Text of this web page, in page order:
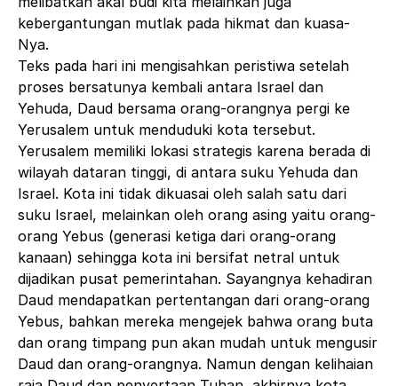
kebergantungan mutlak pada hikmat dan kuasa-
Nya.
Teks pada hari ini mengisahkan peristiwa setelah
proses bersatunya kembali antara Israel dan
Yehuda, Daud bersama orang-orangnya pergi ke
Yerusalem untuk menduduki kota tersebut.
Yerusalem memiliki lokasi strategis karena berada di
wilayah dataran tinggi, di antara suku Yehuda dan
Israel. Kota ini tidak dikuasai oleh salah satu dari
suku Israel, melainkan oleh orang asing yaitu orang-
orang Yebus (generasi ketiga dari orang-orang
kanaan) sehingga kota ini bersifat netral untuk
dijadikan pusat pemerintahan. Sayangnya kehadiran
Daud mendapatkan pertentangan dari orang-orang
Yebus, bahkan mereka mengejek bahwa orang buta
dan orang timpang pun akan mudah untuk mengusir
Daud dan orang-orangnya. Namun dengan kelihaian